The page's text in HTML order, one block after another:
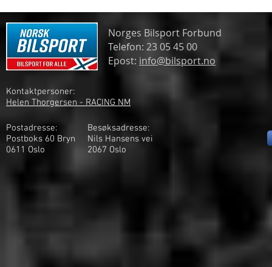
Norges Bilsport Forbund
Telefon: 23 05 45 00
Epost: info@bilsport.no
Postadresse:
Postboks 60 Bryn
0611 Oslo
Besøksadresse:
Nils Hansens vei
2067 Oslo
Kontaktpersoner:
Helen Thorgersen - RACING NM